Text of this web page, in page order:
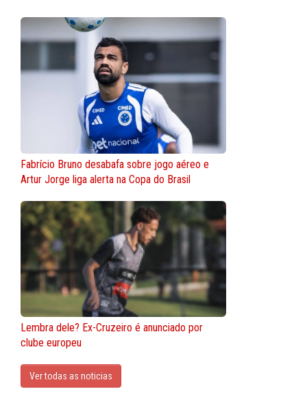
Fabrício Bruno desabafa sobre jogo aéreo e
Artur Jorge liga alerta na Copa do Brasil
Lembra dele? Ex-Cruzeiro é anunciado por
clube europeu
Ver todas as noticias